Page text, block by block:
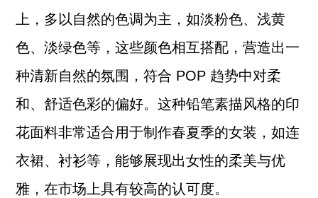
上，多以自然的色调为主，如淡粉色、浅黄
色、淡绿色等，这些颜色相互搭配，营造出一
种清新自然的氛围，符合 POP 趋势中对柔
和、舒适色彩的偏好。这种铅笔素描风格的印
花面料非常适合用于制作春夏季的女装，如连
衣裙、衬衫等，能够展现出女性的柔美与优
雅，在市场上具有较高的认可度。